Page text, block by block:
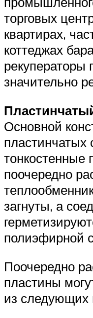
торговых
квартирах,
коттеджах
рекуператоры
значительно
Основной
пластинчатых
тонкостенные
поочередно
загнуты, а
полиэфирной
Поочередно
пластины
из следующих